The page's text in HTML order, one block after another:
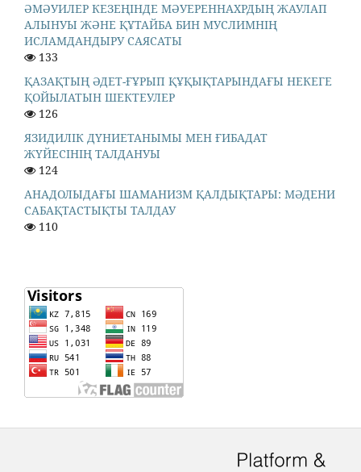
ӘМӘУИЛЕР КЕЗЕҢІНДЕ МӘУЕРЕННАХРДЫҢ ЖАУЛАП
АЛЫНУЫ ЖӘНЕ ҚҰТАЙБА БИН МУСЛИМНІҢ
ИСЛАМДАНДЫРУ САЯСАТЫ
133
ҚАЗАҚТЫҢ ӘДЕТ-ҒҰРЫП ҚҰҚЫҚТАРЫНДАҒЫ НЕКЕГЕ
ҚОЙЫЛАТЫН ШЕКТЕУЛЕР
126
ЯЗИДИЛІК ДҮНИЕТАНЫМЫ МЕН ҒИБАДАТ
ЖҮЙЕСІНІҢ ТАЛДАНУЫ
124
АНАДОЛЫДАҒЫ ШАМАНИЗМ ҚАЛДЫҚТАРЫ: МӘДЕНИ
САБАҚТАСТЫҚТЫ ТАЛДАУ
110